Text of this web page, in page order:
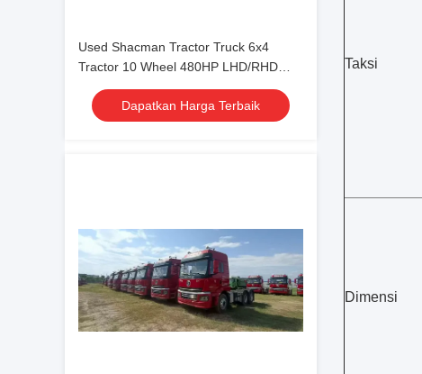
Used Shacman Tractor Truck 6x4
Tractor 10 Wheel 480HP LHD/RHD
Africa PRICE
Dapatkan Harga Terbaik
Taksi
Dimensi